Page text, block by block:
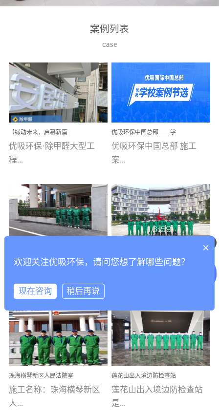
高技能的团队。汇聚了众
取得了多项产品技术专利
和多项国家版权局著作
权，获得高新技术企业称
号。生产优势自主生产自
给自足，优吸公司于2015
在广州番禺区成功建立产
品线生产基地，工厂拥有
自动化生产设备和成熟的
选择源头源材料、严控产
品质量，我们每一批的生
产产品都经过严格的质检
程序；生产车间为优吸总
部和全国分支机构生产光
触媒、净醛王、祛味剂等
求。资质优势团队优势分
支优势优吸环保是一棵正
茁壮成长的树，只要我们
人人都爱护她、珍惜她、
她将越来越枝繁叶茂，终
将会成为一棵参天大树！
优吸环保截止2020年拥有
全国600家网点分支机构。
案例列表
case
【绿动未来，启幕新篇
章】优吸环保中标深圳安
居乐寓，超大型工装室内
空气治理项目顺利启航，
优吸环保·除甲醛大型工
程...
案例【深圳安居乐寓】室
内空气治理项目深圳安居
乐寓 深圳市安居乐寓
优吸环保中国总部——学
校施工案例(节选)
优吸环保中国总部 施工
案...
例(学校工装节选)广州南沙
小学(珠江湾校区)项目地
址：广州市南沙区海滨路
禾...
标杆——优吸环保·标杆之
优吸环保·除甲醛工程案
例...
【东莞美豪雅致酒店】室
内空气治理项目东莞美豪
雅致酒店 东莞美豪雅
致酒店是为中高端人士...
甲醛项目圆满完成
工程案例名称：香港科技
学广州校区室内空气治
理 工程案例地址：广
州南沙区·香港科技大学(广
州)校区 工程案...
珠海横琴新区人民法院室
内除甲醛空气治理项目
施工名称：珠海横琴新区
人...
莲花山出入境边防检查站
室内除甲醛空气治理项目
莲花山出入境边防检查站
是...
×
欢迎关注优吸环保，请问您想了解哪些问题？
现在咨询 稍后再说